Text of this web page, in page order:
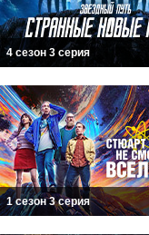
4 сезон 3 серия
1 сезон 3 серия